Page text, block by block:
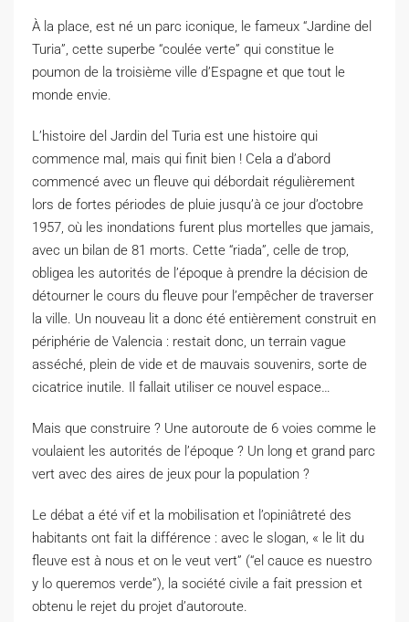
À la place, est né un parc iconique, le fameux “Jardine del
Turia”, cette superbe “coulée verte” qui constitue le
poumon de la troisième ville d’Espagne et que tout le
monde envie.
L’histoire del Jardin del Turia est une histoire qui
commence mal, mais qui finit bien ! Cela a d’abord
commencé avec un fleuve qui débordait régulièrement
lors de fortes périodes de pluie jusqu’à ce jour d’octobre
1957, où les inondations furent plus mortelles que jamais,
avec un bilan de 81 morts. Cette “riada”, celle de trop,
obligea les autorités de l’époque à prendre la décision de
détourner le cours du fleuve pour l’empêcher de traverser
la ville. Un nouveau lit a donc été entièrement construit en
périphérie de Valencia : restait donc, un terrain vague
asséché, plein de vide et de mauvais souvenirs, sorte de
cicatrice inutile. Il fallait utiliser ce nouvel espace…
Mais que construire ? Une autoroute de 6 voies comme le
voulaient les autorités de l’époque ? Un long et grand parc
vert avec des aires de jeux pour la population ?
Le débat a été vif et la mobilisation et l’opiniâtreté des
habitants ont fait la différence : avec le slogan, « le lit du
fleuve est à nous et on le veut vert” (“el cauce es nuestro
y lo queremos verde”), la société civile a fait pression et
obtenu le rejet du projet d’autoroute.